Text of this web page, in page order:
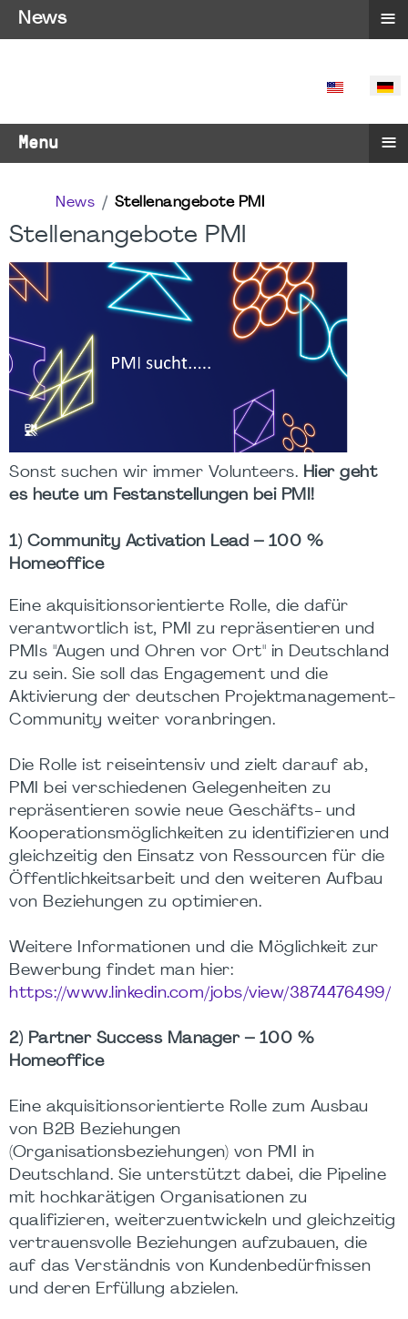
SPRACHE
Menu ≡
News Stellenangebote PMI
Stellenangebote PMI
Sonst suchen wir immer Volunteers. Hier geht
es heute um Festanstellungen bei PMI!
1) Community Activation Lead – 100 %
Homeoffice
Eine akquisitionsorientierte Rolle, die dafür
verantwortlich ist, PMI zu repräsentieren und
PMIs "Augen und Ohren vor Ort" in Deutschland
zu sein. Sie soll das Engagement und die
Aktivierung der deutschen Projektmanagement-
Community weiter voranbringen.
Die Rolle ist reiseintensiv und zielt darauf ab,
PMI bei verschiedenen Gelegenheiten zu
repräsentieren sowie neue Geschäfts- und
Kooperationsmöglichkeiten zu identifizieren und
gleichzeitig den Einsatz von Ressourcen für die
Öffentlichkeitsarbeit und den weiteren Aufbau
von Beziehungen zu optimieren.
Weitere Informationen und die Möglichkeit zur
Bewerbung findet man hier:
https://www.linkedin.com/jobs/view/3874476499/
2) Partner Success Manager – 100 %
Homeoffice
Eine akquisitionsorientierte Rolle zum Ausbau
von B2B Beziehungen
(Organisationsbeziehungen) von PMI in
Deutschland. Sie unterstützt dabei, die Pipeline
mit hochkarätigen Organisationen zu
qualifizieren, weiterzuentwickeln und gleichzeitig
vertrauensvolle Beziehungen aufzubauen, die
auf das Verständnis von Kundenbedürfnissen
und deren Erfüllung abzielen.
News ≡